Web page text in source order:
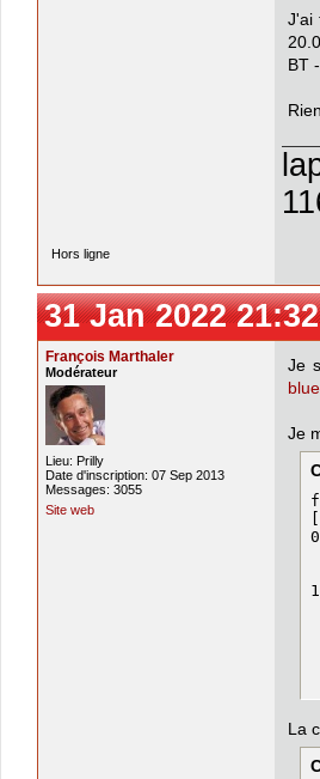
J'ai
BT
Hors ligne
31 Jan 2022
François Marthaler
Modérateur
Lieu: Prilly
Date d'inscription: 07 Sep 2013
Messages: 3055
Site web
Je
Je
La